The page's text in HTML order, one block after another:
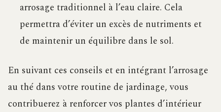
arrosage traditionnel à l’eau claire. Cela
permettra d’éviter un excès de nutriments et
de maintenir un équilibre dans le sol.
En suivant ces conseils et en intégrant l’arrosage
au thé dans votre routine de jardinage, vous
contribuerez à renforcer vos plantes d’intérieur